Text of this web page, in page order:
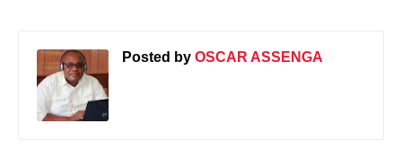
Posted by OSCAR ASSENGA